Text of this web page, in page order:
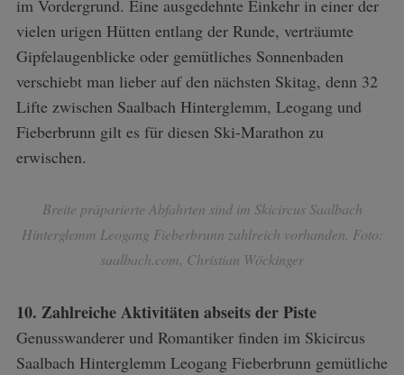
im Vordergrund. Eine ausgedehnte Einkehr in einer der
vielen urigen Hütten entlang der Runde, verträumte
Gipfelaugenblicke oder gemütliches Sonnenbaden
verschiebt man lieber auf den nächsten Skitag, denn 32
Lifte zwischen Saalbach Hinterglemm, Leogang und
Fieberbrunn gilt es für diesen Ski-Marathon zu
erwischen.
Breite präparierte Abfahrten sind im Skicircus Saalbach
Hinterglemm Leogang Fieberbrunn zahlreich vorhanden. Foto:
saalbach.com, Christian Wöckinger
10. Zahlreiche Aktivitäten abseits der Piste
Genusswanderer und Romantiker finden im Skicircus
Saalbach Hinterglemm Leogang Fieberbrunn gemütliche